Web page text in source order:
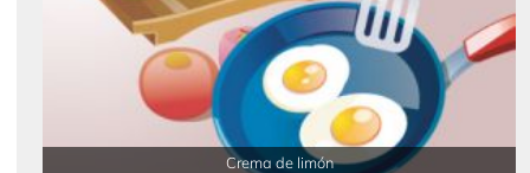
Crema de limón